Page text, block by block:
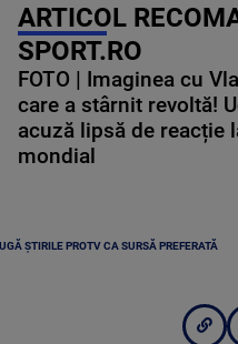
ARTICOL
SPORT.RO
FOTO | Imaginea cu
care a stârnit revoltă!
acuză lipsă de reacție
mondial
ȘTIRILE PROTV CA SURSĂ PREFERATĂ